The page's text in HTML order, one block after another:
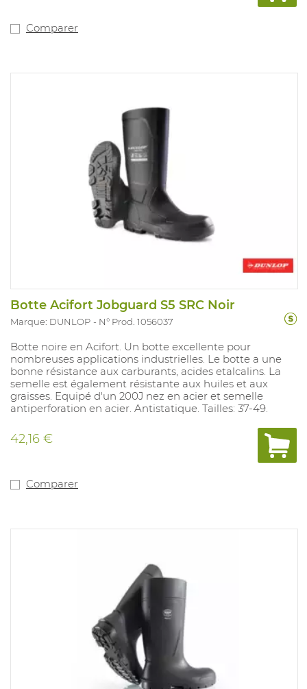
Comparer
Botte Acifort Jobguard S5 SRC Noir
Marque: DUNLOP N° Prod. 1056037
Botte noire en Acifort. Un botte excellente pour
nombreuses applications industrielles. Le botte a une
bonne résistance aux carburants, acides etalcalins. La
semelle est également résistante aux huiles et aux
graisses. Equipé d'un 200J nez en acier et semelle
antiperforation en acier. Antistatique. Tailles: 37-49.
42,16 €
Comparer